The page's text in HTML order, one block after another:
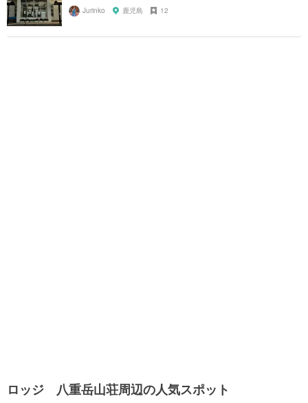
Jurinko 鹿児島 12
ロッジ 八重岳山荘周辺の人気スポット